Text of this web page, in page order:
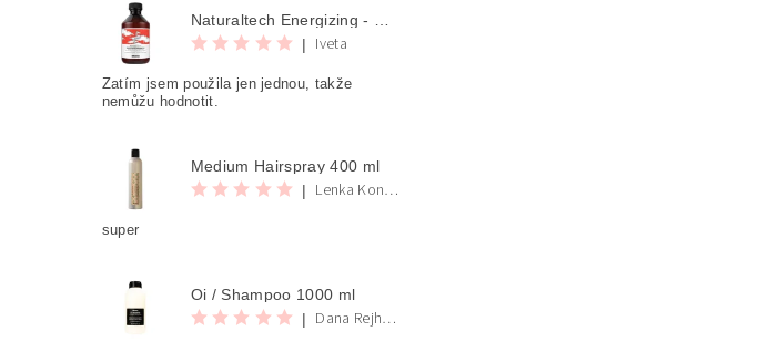
Naturaltech Energizing - Shampoo 250 ml
|
Iveta
Zatím jsem použila jen jednou, takže
nemůžu hodnotit.
Medium Hairspray 400 ml
|
Lenka Konvalinova
super
Oi / Shampoo 1000 ml
|
Dana Rejhová